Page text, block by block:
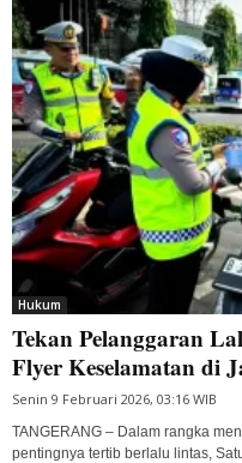
Hukum
Tekan Pelanggaran
Flyer Keselamatan di
Senin 9 Februari 2026, 03:16 WIB
TANGERANG – Dalam rangka
pentingnya tertib berlalu lintas,